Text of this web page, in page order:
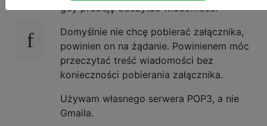
gdy próbuję odczytać wiadomość.
Domyślnie nie chcę pobierać załącznika,
powinien on na żądanie. Powinienem móc
przeczytać treść wiadomości bez
konieczności pobierania załącznika.
Używam własnego serwera POP3, a nie
Gmaila.